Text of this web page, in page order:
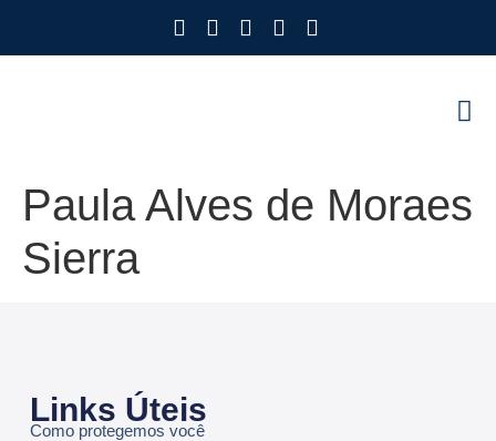
Paula Alves de Moraes
Sierra
Links Úteis
Como protegemos você